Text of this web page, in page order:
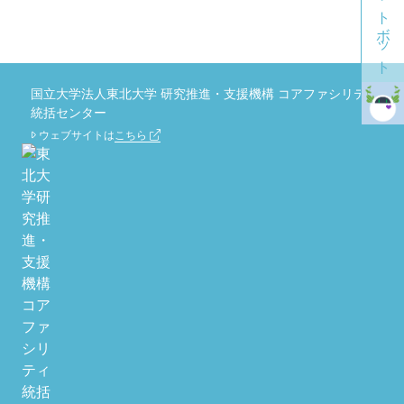
国立大学法人東北大学 研究推進・支援機構 コアファシリティ
統括センター
ウェブサイトはこちら